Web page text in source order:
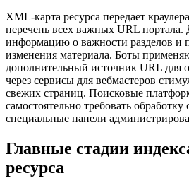
XML-карта ресурса передает
перечень всех важных URL портала.
информацию о важности разделов и
изменения материала. Боты
дополнительный источник URL для
через сервисы для вебмастеров
свежих страниц. Поисковые
самостоятельно требовать
специальные панели
Главные стадии
ресурса